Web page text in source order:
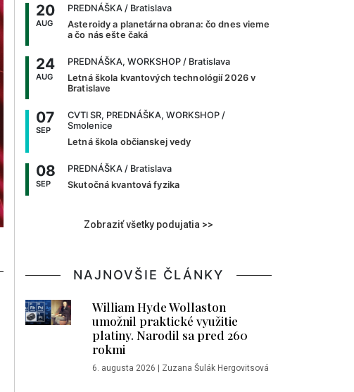
20
AUG
PREDNÁŠKA / Bratislava
Asteroidy a planetárna obrana: čo dnes vieme
a čo nás ešte čaká
24
AUG
PREDNÁŠKA, WORKSHOP / Bratislava
Letná škola kvantových technológií 2026 v
Bratislave
07
SEP
CVTI SR, PREDNÁŠKA, WORKSHOP /
Smolenice
Letná škola občianskej vedy
08
SEP
PREDNÁŠKA / Bratislava
Skutočná kvantová fyzika
Zobraziť všetky podujatia >>
NAJNOVŠIE ČLÁNKY
William Hyde Wollaston
umožnil praktické využitie
platiny. Narodil sa pred 260
rokmi
6. augusta 2026 | Zuzana Šulák Hergovitsová